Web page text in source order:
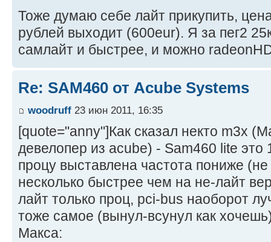
Тоже думаю себе лайт прикупить,
рублей выходит (600eur). Я за пег2
самлайт и быстрее, и можно
Re: SAM460 от Acube Systems
woodruff 23 июн 2011, 16:35
[quote="anny"]Как сказал некто m3x
девелопер из acube) - Sam460 lite это
процу выставлена частота пониже
несколько быстрее чем на не-лайт
лайт только проц, pci-bus наоборот
тоже самое (вынул-всунул как
Макса: